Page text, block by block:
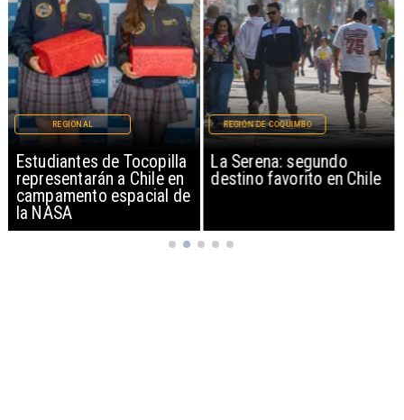
Estudiantes de Tocopilla
representarán a Chile en
campamento espacial de
la NASA
REGIONAL
La Serena: segundo
destino favorito en Chile
REGIÓN DE COQUIMBO